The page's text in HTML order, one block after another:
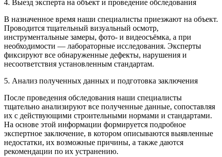
4. Выезд эксперта на объект и проведение обследования
В назначенное время наши специалисты приезжают на объект.
Проводится тщательный визуальный осмотр,
инструментальные замеры, фото- и видеосъёмка, а при
необходимости — лабораторные исследования. Эксперты
фиксируют все обнаруженные дефекты, нарушения и
несоответствия установленным стандартам.
5. Анализ полученных данных и подготовка заключения
После проведения обследования наши специалисты
тщательно анализируют все полученные данные, сопоставляя
их с действующими строительными нормами и стандартами.
На основе этой информации формируется подробное
экспертное заключение, в котором описываются выявленные
недостатки, их возможные причины, а также даются
рекомендации по их устранению.